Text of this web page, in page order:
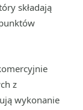
składają
z
wykonanie